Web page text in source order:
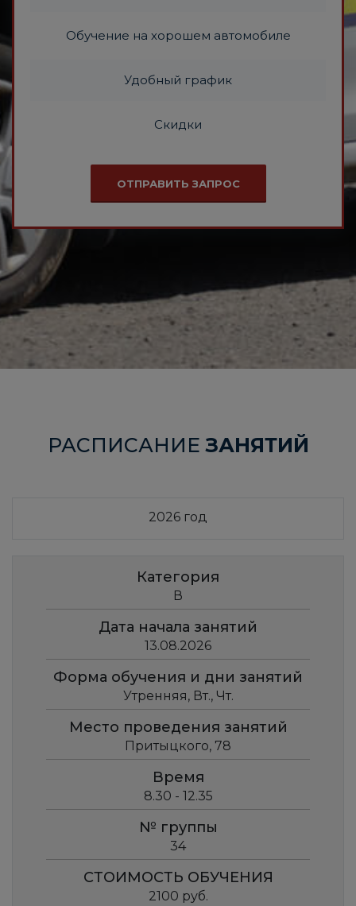
Обучение на хорошем автомобиле
Удобный график
Скидки
ОТПРАВИТЬ ЗАПРОС
РАСПИСАНИЕЗАНЯТИЙ
2026 год
Категория
В
Дата начала занятий
13.08.2026
Форма обучения и дни занятий
Утренняя, Вт., Чт.
Место проведения занятий
Притыцкого, 78
Время
8.30 - 12.35
№ группы
34
СТОИМОСТЬ ОБУЧЕНИЯ
2100 руб.